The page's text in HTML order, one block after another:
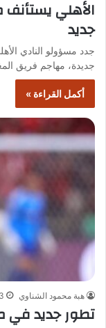
الأهلي
جديد
جدد مسؤولو النادي
جديدة، مهاجم فريق
أكمل القراءة »
هبة محمود الشناوي 3 يونيو 2026
تطور جديد في